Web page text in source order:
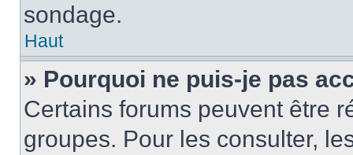
sondage.
Haut
» Pourquoi ne puis-je pas
Certains forums peuvent être
groupes. Pour les consulter,